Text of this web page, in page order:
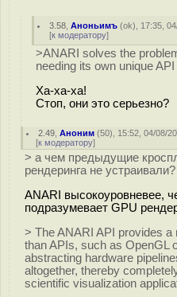
3.58 ,Аноньимъ (ok), 17:35,
[к модератору]
>ANARI solves the
needing its own unique API
Ха-ха-ха!
Стоп, они это серьезно?
2.49 ,Аноним (50), 15:52, 04/08/
[к модератору]
> а чем предыдущие
рендеринга не устраивали?
ANARI высокоуровневее,
подразумевает GPU
> The ANARI API provides
than APIs, such as OpenGL
abstracting hardware
altogether, thereby
scientific visualization